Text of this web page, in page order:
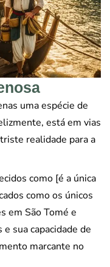
uma espécie de
está em vias
realidade para a
como [é a única
como os únicos
em São Tomé e
sua capacidade de
marcante no